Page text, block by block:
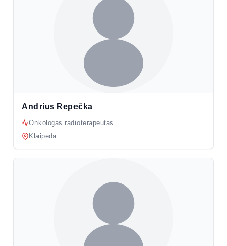
Andrius Repečka
Onkologas radioterapeutas
Klaipėda